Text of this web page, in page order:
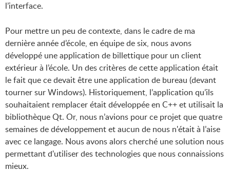
l’interface.
Pour mettre un peu de contexte, dans le cadre de ma
dernière année d’école, en équipe de six, nous avons
développé une application de billettique pour un client
extérieur à l’école. Un des critères de cette application était
le fait que ce devait être une application de bureau (devant
tourner sur Windows). Historiquement, l’application qu’ils
souhaitaient remplacer était développée en C++ et utilisait la
bibliothèque Qt. Or, nous n’avions pour ce projet que quatre
semaines de développement et aucun de nous n'était à l’aise
avec ce langage. Nous avons alors cherché une solution nous
permettant d'utiliser des technologies que nous connaissions
mieux.